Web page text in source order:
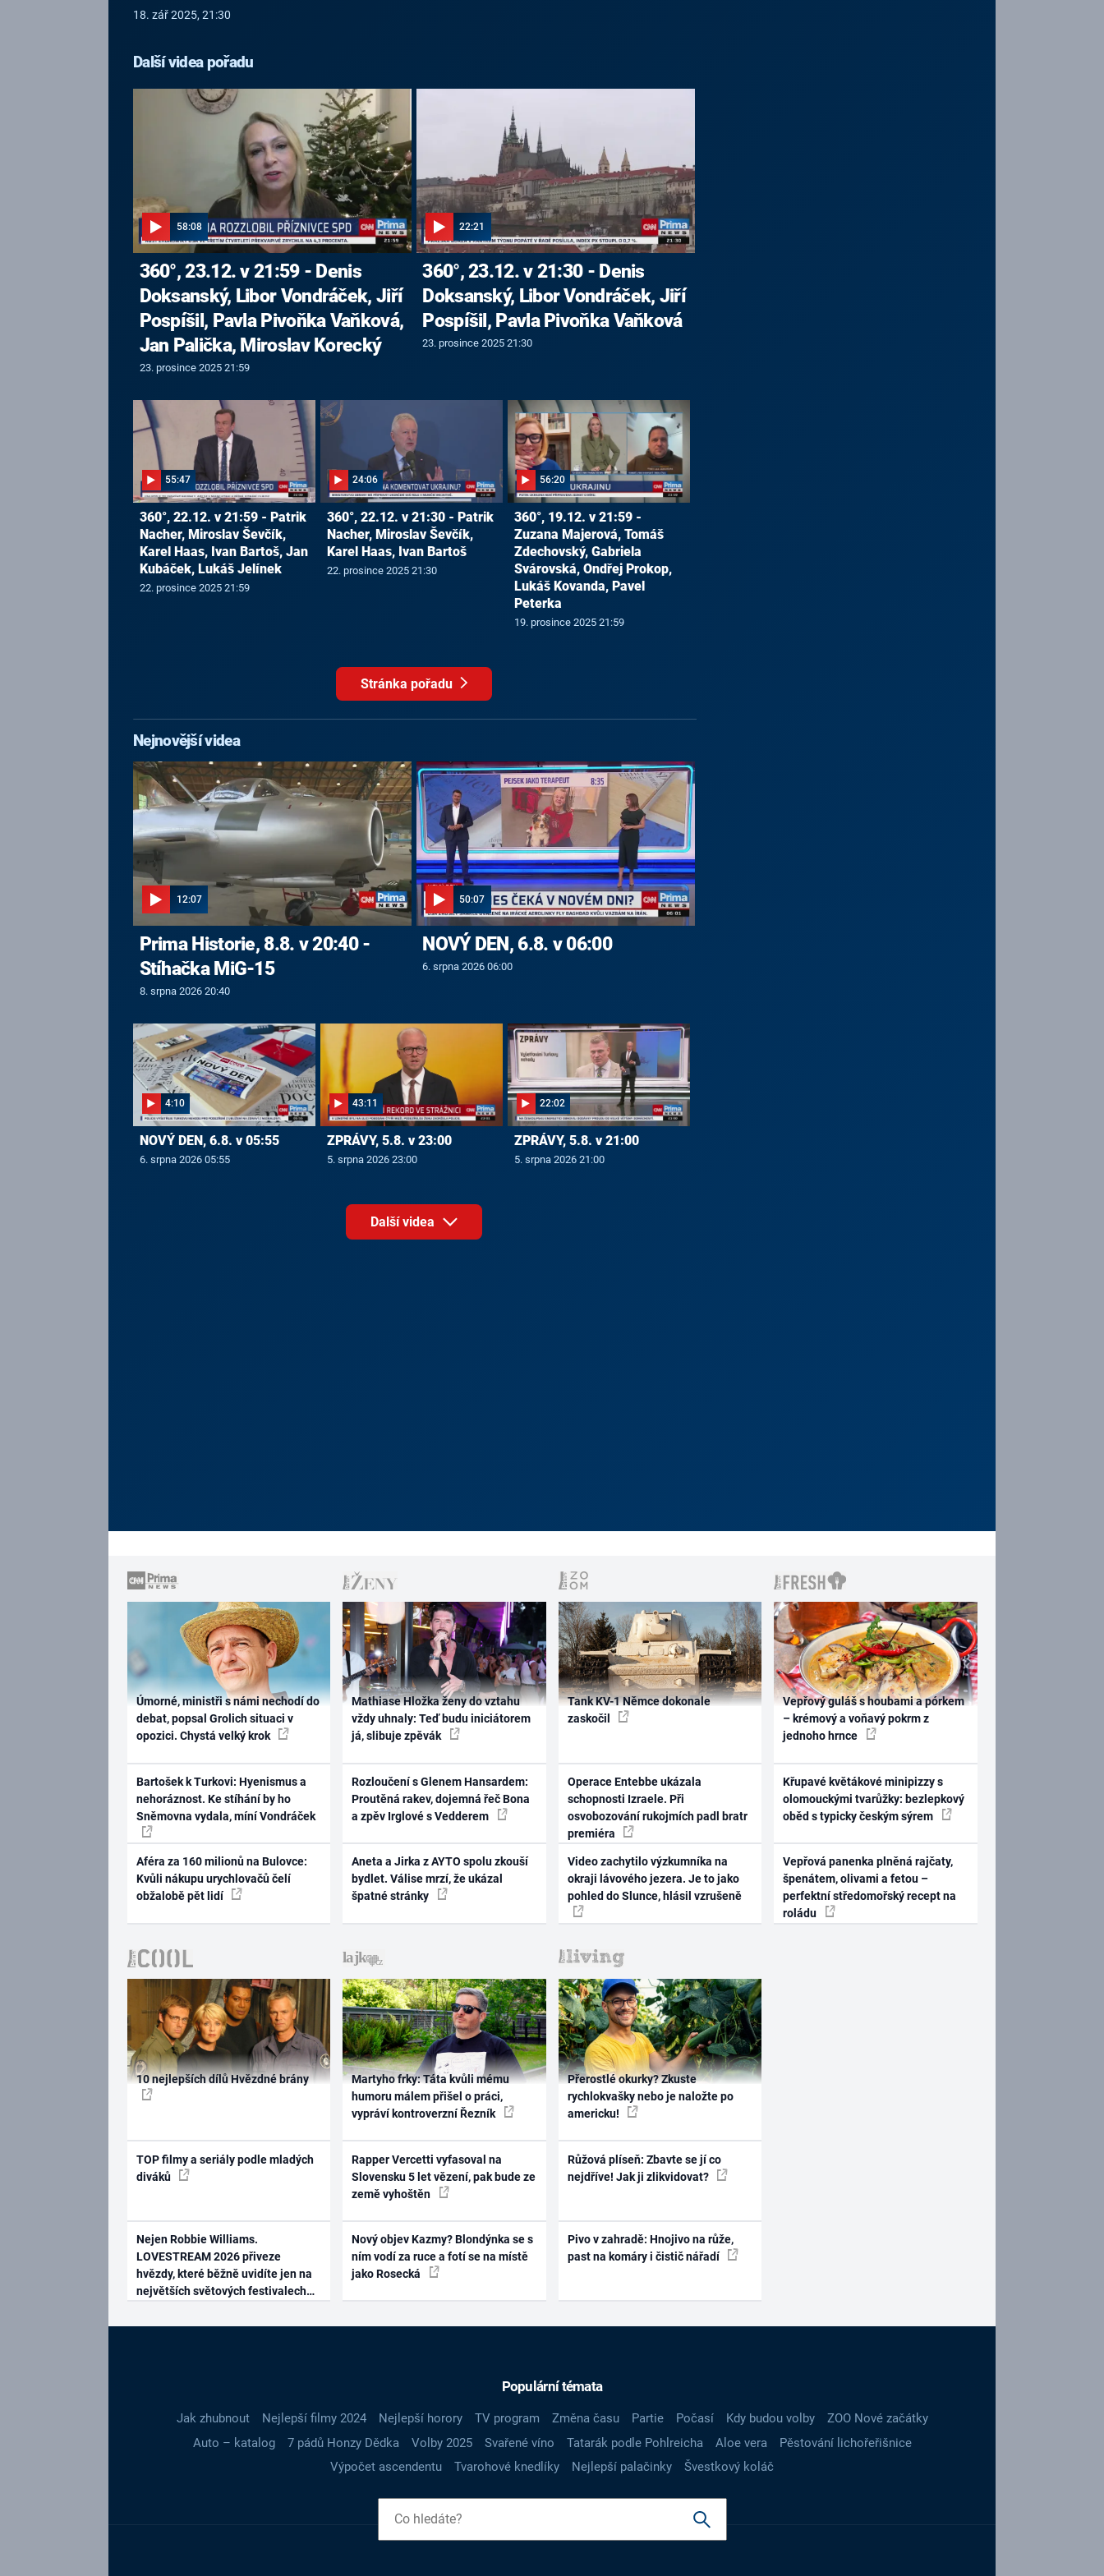
18. zář 2025, 21:30
Další videa pořadu
58:08
360°, 23.12. v 21:59 - Denis
Doksanský, Libor Vondráček, Jiří
Pospíšil, Pavla Pivoňka Vaňková,
Jan Palička, Miroslav Korecký
23. prosince 2025 21:59
22:21
360°, 23.12. v 21:30 - Denis
Doksanský, Libor Vondráček, Jiří
Pospíšil, Pavla Pivoňka Vaňková
23. prosince 2025 21:30
55:47
360°, 22.12. v 21:59 - Patrik
Nacher, Miroslav Ševčík,
Karel Haas, Ivan Bartoš, Jan
Kubáček, Lukáš Jelínek
22. prosince 2025 21:59
24:06
360°, 22.12. v 21:30 - Patrik
Nacher, Miroslav Ševčík,
Karel Haas, Ivan Bartoš
22. prosince 2025 21:30
56:20
360°, 19.12. v 21:59 -
Zuzana Majerová, Tomáš
Zdechovský, Gabriela
Svárovská, Ondřej Prokop,
Lukáš Kovanda, Pavel
Peterka
19. prosince 2025 21:59
Stránka pořadu
Nejnovější videa
12:07
Prima Historie, 8.8. v 20:40 -
Stíhačka MiG-15
8. srpna 2026 20:40
50:07
NOVÝ DEN, 6.8. v 06:00
6. srpna 2026 06:00
4:10
NOVÝ DEN, 6.8. v 05:55
6. srpna 2026 05:55
43:11
ZPRÁVY, 5.8. v 23:00
5. srpna 2026 23:00
22:02
ZPRÁVY, 5.8. v 21:00
5. srpna 2026 21:00
Další videa
Úmorné, ministři s námi nechodí do
debat, popsal Grolich situaci v
opozici. Chystá velký krok
Bartošek k Turkovi: Hyenismus a
nehoráznost. Ke stíhání by ho
Sněmovna vydala, míní Vondráček
Aféra za 160 milionů na Bulovce:
Kvůli nákupu urychlovačů čelí
obžalobě pět lidí
Mathiase Hložka ženy do vztahu
vždy uhnaly: Teď budu iniciátorem
já, slibuje zpěvák
Rozloučení s Glenem Hansardem:
Proutěná rakev, dojemná řeč Bona
a zpěv Irglové s Vedderem
Aneta a Jirka z AYTO spolu zkouší
bydlet. Válise mrzí, že ukázal
špatné stránky
Tank KV-1 Němce dokonale
zaskočil
Operace Entebbe ukázala
schopnosti Izraele. Při
osvobozování rukojmích padl bratr
premiéra
Video zachytilo výzkumníka na
okraji lávového jezera. Je to jako
pohled do Slunce, hlásil vzrušeně
Vepřový guláš s houbami a pórkem
– krémový a voňavý pokrm z
jednoho hrnce
Křupavé květákové minipizzy s
olomouckými tvarůžky: bezlepkový
oběd s typicky českým sýrem
Vepřová panenka plněná rajčaty,
špenátem, olivami a fetou –
perfektní středomořský recept na
roládu
10 nejlepších dílů Hvězdné brány
TOP filmy a seriály podle mladých
diváků
Nejen Robbie Williams.
LOVESTREAM 2026 přiveze
hvězdy, které běžně uvidíte jen na
největších světových festivalech
Martyho frky: Táta kvůli mému
humoru málem přišel o práci,
vypráví kontroverzní Řezník
Rapper Vercetti vyfasoval na
Slovensku 5 let vězení, pak bude ze
země vyhoštěn
Nový objev Kazmy? Blondýnka se s
ním vodí za ruce a fotí se na místě
jako Rosecká
Přerostlé okurky? Zkuste
rychlokvašky nebo je naložte po
americku!
Růžová plíseň: Zbavte se jí co
nejdříve! Jak ji zlikvidovat?
Pivo v zahradě: Hnojivo na růže,
past na komáry i čistič nářadí
Populární témata
Jak zhubnout Nejlepší filmy 2024 Nejlepší horory TV program Změna času Partie Počasí Kdy budou volby
ZOO Nové začátky
Auto – katalog
7 pádů Honzy Dědka Volby 2025 Svařené víno Tatarák podle Pohlreicha Aloe vera
Pěstování lichořeřišnice
Výpočet ascendentu
Tvarohové knedlíky Nejlepší palačinky Švestkový koláč